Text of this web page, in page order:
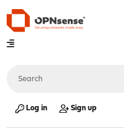
Log in Sign up